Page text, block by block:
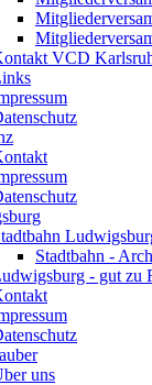
VCD
Stadtbahn -
- gut zu
uns